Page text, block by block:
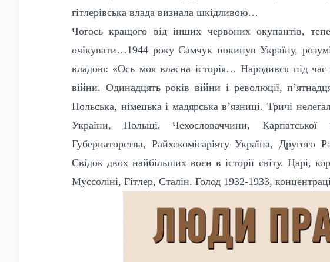
гітлерівська влада визнала шкідливою…
Чогось кращого від інших червоних окупантів,
очікувати…1944 року Самчук покинув Україну,
владою: «Ось моя власна історія… Народився під
війни. Одинадцять років війни і революції,
Польська, німецька і мадярська в’язниці. Тричі
України, Польщі, Чехословаччини, Карпатської
Губернаторства, Райхскомісаріяту Україна, Другого
Свідок двох найбільших воєн в історії світу. Царі,
Муссоліні, Гітлер, Сталін. Голод 1932-1933,